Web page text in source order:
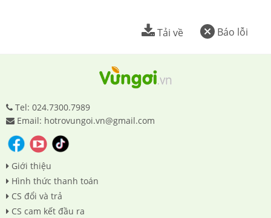
Báo lỗi
Tải về
Tel: 024.7300.7989
Email: hotrovungoi.vn@gmail.com
Giới thiệu
Hình thức thanh toán
CS đổi và trả
CS cam kết đầu ra